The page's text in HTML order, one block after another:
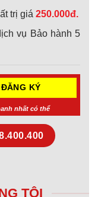
trị giá 250.000đ.
vụ Bảo hành 5
nhất có thể
TÔI